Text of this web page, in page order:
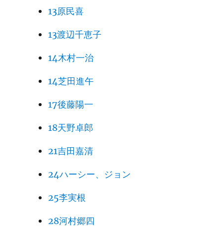
13原民喜
13渡辺千恵子
14木村一治
14芝田進午
17後藤陽一
18天野卓郎
21吉田嘉清
24ハーシー、ジョン
25李実根
28河村郷四